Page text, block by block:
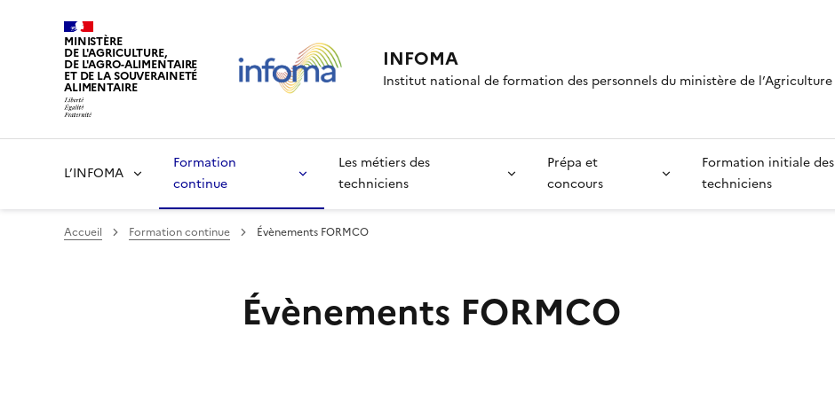
MINISTÈRE
DE L'AGRICULTURE,
DE L'AGRO-ALIMENTAIRE
ET DE LA SOUVERAINETÉ
ALIMENTAIRE
INFOMA
Institut national de formation des personnels du ministère de l’Agriculture
L’INFOMA
Formation
continue
Les métiers des
techniciens
Prépa et
concours
Formation initiale des
techniciens
Accueil Formation continue Évènements FORMCO
Évènements FORMCO